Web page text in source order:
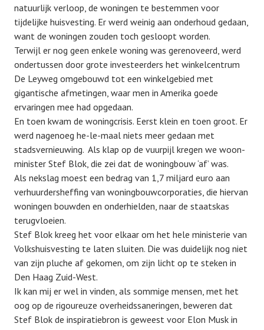
natuurlijk verloop, de woningen te bestemmen voor
tijdelijke huisvesting. Er werd weinig aan onderhoud gedaan,
want de woningen zouden toch gesloopt worden.
Terwijl er nog geen enkele woning was gerenoveerd, werd
ondertussen door grote investeerders het winkelcentrum
De Leyweg omgebouwd tot een winkelgebied met
gigantische afmetingen, waar men in Amerika goede
ervaringen mee had opgedaan.
En toen kwam de woningcrisis. Eerst klein en toen groot. Er
werd nagenoeg he-le-maal niets meer gedaan met
stadsvernieuwing. Als klap op de vuurpijl kregen we woon-
minister Stef Blok, die zei dat de woningbouw ‘af’ was.
Als nekslag moest een bedrag van 1,7 miljard euro aan
verhuurdersheffing van woningbouwcorporaties, die hiervan
woningen bouwden en onderhielden, naar de staatskas
terugvloeien.
Stef Blok kreeg het voor elkaar om het hele ministerie van
Volkshuisvesting te laten sluiten. Die was duidelijk nog niet
van zijn pluche af gekomen, om zijn licht op te steken in
Den Haag Zuid-West.
Ik kan mij er wel in vinden, als sommige mensen, met het
oog op de rigoureuze overheidssaneringen, beweren dat
Stef Blok de inspiratiebron is geweest voor Elon Musk in